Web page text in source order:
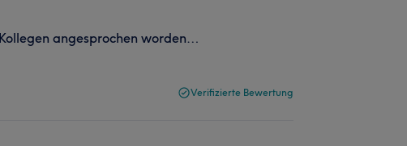
angesprochen worden…
Verifizierte Bewertung